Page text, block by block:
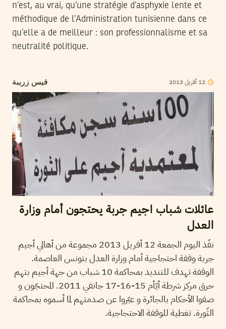
n’est, au vrai, qu’une stratégie d’asphyxie lente et
méthodique de l’Administration tunisienne dans ce
qu’elle a de meilleur : son professionnalisme et sa
neutralité politique.
قيس زريبة 12 أفريل 2013
عائلات شباب اجيم جربة يحتجون أمام وزارة
العدل
نفّذ اليوم الجمعة 12 أفريل 2013 مجموعة من أهالي أجيم
جربة وقفة احتجاجية أمام وزارة العدل بتونس العاصمة.
الوقفة تهدف للتنديد بمحاكمة 10 شباب من جهة أجيم بتهم
حرق مركز شرطة أيّأم 15-16-17 جانفي 2011. المحتجّون و
صفوا الأحكام بالجائرة و عبّروا عن صدمتهم لما أسموه بمحاكمة
الثّورة. تغطية للوقفة الاحتجاجية.